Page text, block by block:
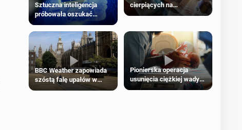
Sztuczna inteligencja
próbowała oszukać
człowieka
cierpiących na
schorzenia psychiczne
BBC Weather zapowiada
szóstą falę upałów w
Londynie
Pionierska operacja
usunięcia ciężkiej wady
wrodzonej płodu w łonie